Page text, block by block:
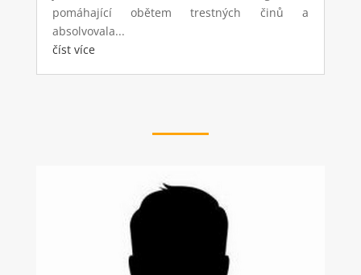
pomáhající obětem trestných činů a
absolvovala...
číst více